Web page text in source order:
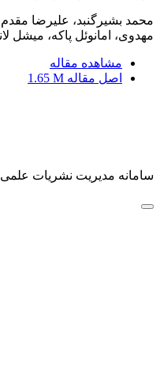
محمد بشیرگنبد، علیرضا
مهدوی، امانوئل پاکه، میشل
مشاهده مقاله
اصل مقاله 1.65 M
سامانه مدیریت نشریات